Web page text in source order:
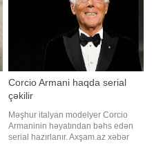
Corcio Armani haqda serial
çəkilir
Məşhur italyan modelyer Corcio
Armaninin həyatından bəhs edən
serial hazırlanır. Axşam.az xəbər